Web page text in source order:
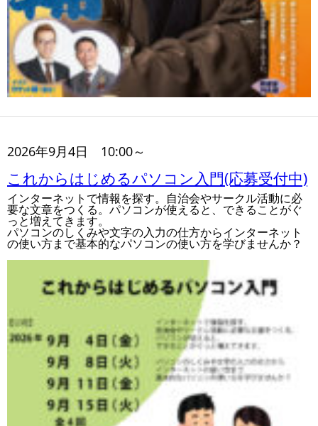
2026年9月4日 10:00～
これからはじめるパソコン入門(応募受付中)
インターネットで情報を探す。自治会やサークル活動に必
要な文章をつくる。パソコンが使えると、できることがぐ
っと増えてきます。
パソコンのしくみや文字の入力の仕方からインターネット
の使い方まで基本的なパソコンの使い方を学びませんか？